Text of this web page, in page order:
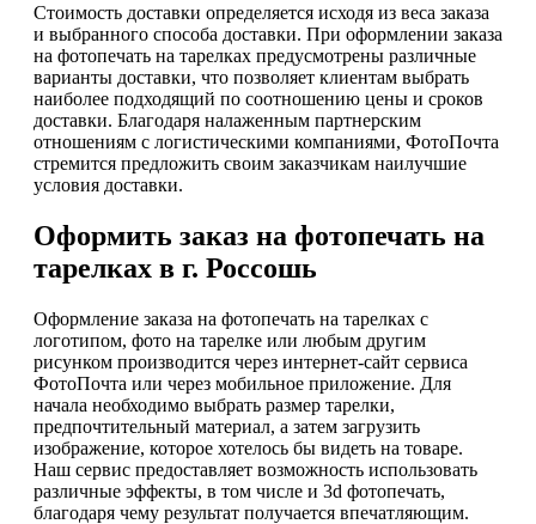
Стоимость доставки определяется исходя из веса заказа
и выбранного способа доставки. При оформлении заказа
на фотопечать на тарелках предусмотрены различные
варианты доставки, что позволяет клиентам выбрать
наиболее подходящий по соотношению цены и сроков
доставки. Благодаря налаженным партнерским
отношениям с логистическими компаниями, ФотоПочта
стремится предложить своим заказчикам наилучшие
условия доставки.
Оформить заказ на фотопечать на
тарелках в г. Россошь
Оформление заказа на фотопечать на тарелках с
логотипом, фото на тарелке или любым другим
рисунком производится через интернет-сайт сервиса
ФотоПочта или через мобильное приложение. Для
начала необходимо выбрать размер тарелки,
предпочтительный материал, а затем загрузить
изображение, которое хотелось бы видеть на товаре.
Наш сервис предоставляет возможность использовать
различные эффекты, в том числе и 3d фотопечать,
благодаря чему результат получается впечатляющим.